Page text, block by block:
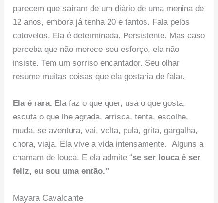
parecem que saíram de um diário de uma menina de
12 anos, embora já tenha 20 e tantos. Fala pelos
cotovelos. Ela é determinada. Persistente. Mas caso
perceba que não merece seu esforço, ela não
insiste. Tem um sorriso encantador. Seu olhar
resume muitas coisas que ela gostaria de falar.
Ela é rara. Ela faz o que quer, usa o que gosta,
escuta o que lhe agrada, arrisca, tenta, escolhe,
muda, se aventura, vai, volta, pula, grita, gargalha,
chora, viaja. Ela vive a vida intensamente. Alguns a
chamam de louca. E ela admite “se ser louca é ser
feliz, eu sou uma então.”
Mayara Cavalcante